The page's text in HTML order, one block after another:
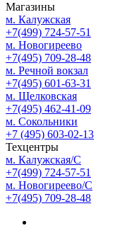
Магазины
м. Калужская
+7(499) 724-57-51
м. Новогиреево
+7(495) 709-28-48
м. Речной вокзал
+7(495) 601-63-31
м. Щелковская
+7(495) 462-41-09
м. Сокольники
+7 (495) 603-02-13
Техцентры
м. Калужская/С
+7(499) 724-57-51
м. Новогиреево/С
+7(495) 709-28-48